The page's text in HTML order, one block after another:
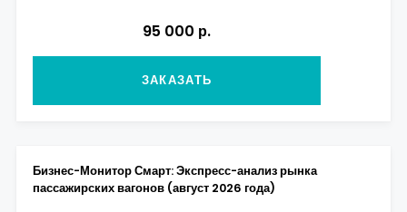
95 000 р.
ЗАКАЗАТЬ
Бизнес-Монитор Смарт: Экспресс-анализ рынка
пассажирских вагонов (август 2026 года)